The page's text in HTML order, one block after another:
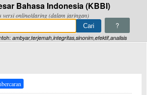
Bahasa Indonesia (KBBI)
versi online/daring (dalam jaringan)
?
ambyar,terjemah,integritas,sinonim,efektif,analisis